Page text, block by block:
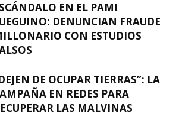
EN EL PAMI
DENUNCIAN FRAUDE
CON ESTUDIOS
DE OCUPAR TIERRAS”: LA
EN REDES PARA
LAS MALVINAS